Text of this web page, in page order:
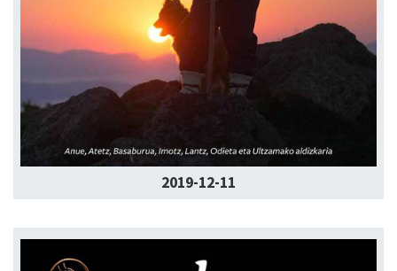
2019-12-11